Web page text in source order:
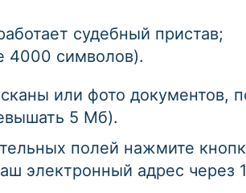
судебный пристав;
4000 символов).
или фото документов,
5 Мб).
полей нажмите
электронный адрес через